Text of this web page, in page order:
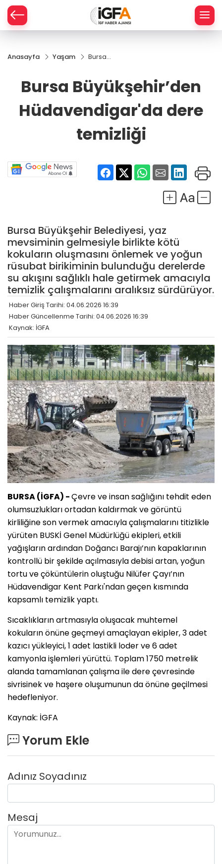
Anasayfa Yaşam
Bursa
dere temizliği
Bursa Büyükşehir’den
Hüdavendigar'da dere
temizliği
Bursa Büyükşehir Belediyesi, yaz
mevsiminin gelmesiyle birlikte kötü
kokuların oluşmasını önlemek ve yoğun
rüsubat birikiminin bulunduğu derelerde
su akışını sağlıklı hale getirmek amacıyla
temizlik çalışmalarını aralıksız sürdürüyor.
Haber Giriş Tarihi: 04.06.2026 16:39
Haber Güncellenme Tarihi: 04.06.2026 16:39
Kaynak: İGFA
BURSA (İGFA) -Çevre ve insan sağlığını tehdit eden
olumsuzlukları ortadan kaldırmak ve görüntü
kirliliğine son vermek amacıyla çalışmalarını titizlikle
yürüten BUSKİ Genel Müdürlüğü ekipleri, etkili
yağışların ardından Doğancı Barajı’nın kapaklarının
kontrollü bir şekilde açılmasıyla debisi artan, yoğun
tortu ve çöküntülerin oluştuğu Nilüfer Çayı’nın
Hüdavendigar Kent Parkı'ndan geçen kısmında
kapsamlı temizlik yaptı.
Sıcaklıkların artmasıyla oluşacak muhtemel
kokuların önüne geçmeyi amaçlayan ekipler, 3 adet
kazıcı yükleyici, 1 adet lastikli loder ve 6 adet
kamyonla işlemleri yürüttü. Toplam 1750 metrelik
alanda tamamlanan çalışma ile dere çevresinde
sivrisinek ve haşere oluşumunun da önüne geçilmesi
hedefleniyor.
Kaynak: İGFA
Yorum Ekle
Adınız Soyadınız
Mesaj